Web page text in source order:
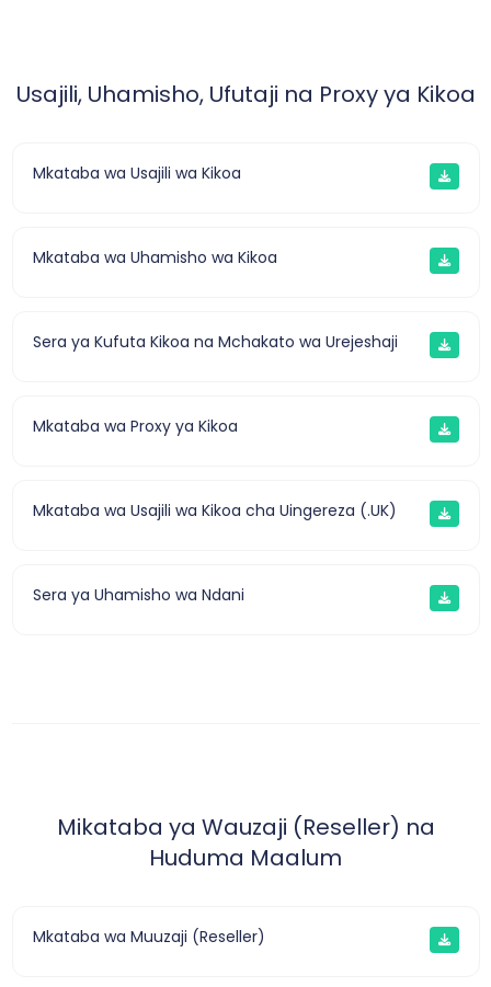
Usajili, Uhamisho, Ufutaji na Proxy ya Kikoa
Mkataba wa Usajili wa Kikoa
Mkataba wa Uhamisho wa Kikoa
Sera ya Kufuta Kikoa na Mchakato wa Urejeshaji
Mkataba wa Proxy ya Kikoa
Mkataba wa Usajili wa Kikoa cha Uingereza (.UK)
Sera ya Uhamisho wa Ndani
Mikataba ya Wauzaji (Reseller) na
Huduma Maalum
Mkataba wa Muuzaji (Reseller)